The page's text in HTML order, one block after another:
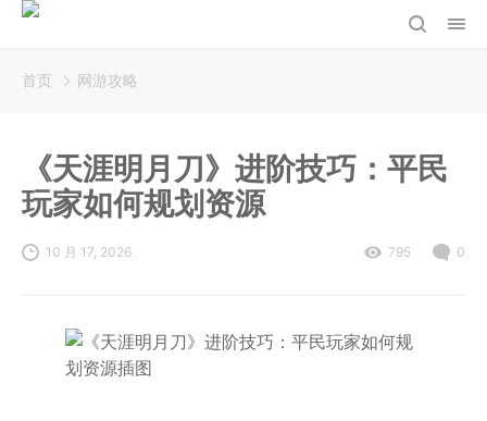
首页 网游攻略
《天涯明月刀》进阶技巧：平民
玩家如何规划资源
10 月 17, 2026 795 0